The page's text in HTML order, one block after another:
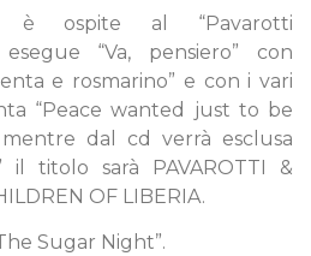
è ospite al “Pavarotti
“Va, pensiero” con
e rosmarino” e con i vari
“Peace wanted just to be
dal cd verrà esclusa
il titolo sarà PAVAROTTI &
OF LIBERIA.
Sugar Night”.